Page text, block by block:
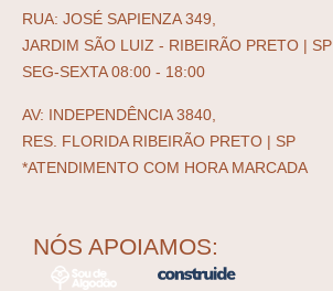
RUA: JOSÉ SAPIENZA 349,
JARDIM SÃO LUIZ - RIBEIRÃO PRETO | SP
SEG-SEXTA 08:00 - 18:00
AV: INDEPENDÊNCIA 3840,
RES. FLORIDA RIBEIRÃO PRETO | SP
*ATENDIMENTO COM HORA MARCADA
NÓS APOIAMOS: